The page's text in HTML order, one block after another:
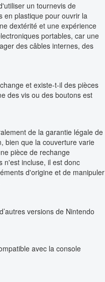
un tournevis de
en plastique pour ouvrir la
dextérité et une expérience
portables, car une
des câbles internes, des
et existe-t-il des pièces
des vis ou des boutons est
de la garantie légale de
bien que la couverture varie
pièce de rechange
n'est incluse, il est donc
d'origine et de manipuler
versions de Nintendo
avec la console